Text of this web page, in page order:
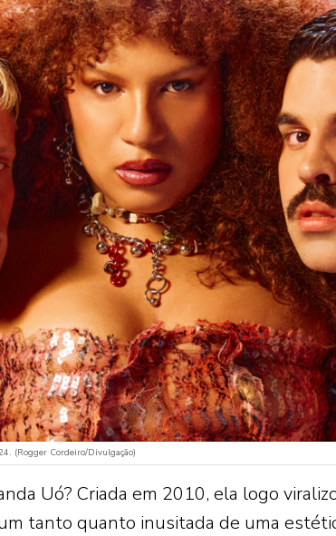
(Rogger Cordeiro/Divulgação)
Uó? Criada em 2010, ela logo
tanto quanto inusitada de uma